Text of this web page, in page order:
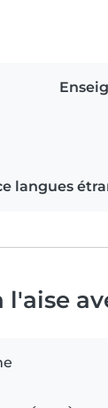
langues
l'aise